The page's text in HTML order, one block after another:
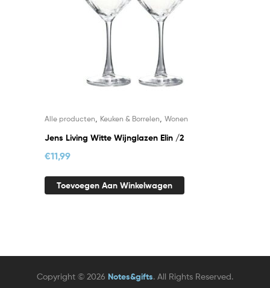
Alle producten Keuken & Borrelen Wonen
Jens Living Witte Wijnglazen Elin /2
€11,99
Toevoegen Aan Winkelwagen
Copyright © 2026 Notes&gifts. All Rights Reserved.